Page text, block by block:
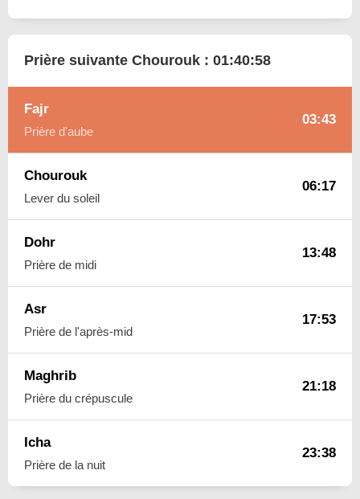
Prière suivante Chourouk : 01:40:57
Fajr
Prière d'aube
03:43
Chourouk
Lever du soleil
06:17
Dohr
Prière de midi
13:48
Asr
Prière de l'après-mid
17:53
Maghrib
Prière du crépuscule
21:18
Icha
Prière de la nuit
23:38